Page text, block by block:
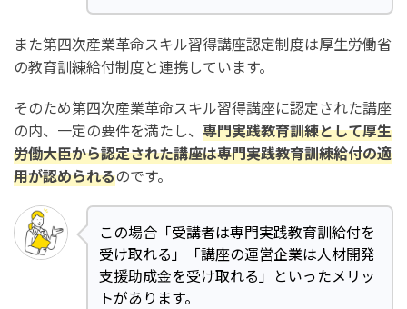
また第四次産業革命スキル習得講座認定制度は厚生労働省
の教育訓練給付制度と連携しています。
そのため第四次産業革命スキル習得講座に認定された講座
の内、一定の要件を満たし、 専門実践教育訓練として厚生
労働大臣から認定された講座は専門実践教育訓練給付の適
用が認められるのです。
この場合「受講者は専門実践教育訓給付を
受け取れる」「講座の運営企業は人材開発
支援助成金を受け取れる」といったメリッ
トがあります。